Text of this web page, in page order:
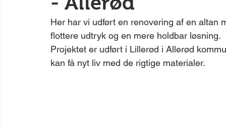
Her har vi udført en renovering af en
flottere udtryk og en mere holdbar løsning.
Projektet er udført i Lillerød i Allerød
kan få nyt liv med de rigtige materialer.